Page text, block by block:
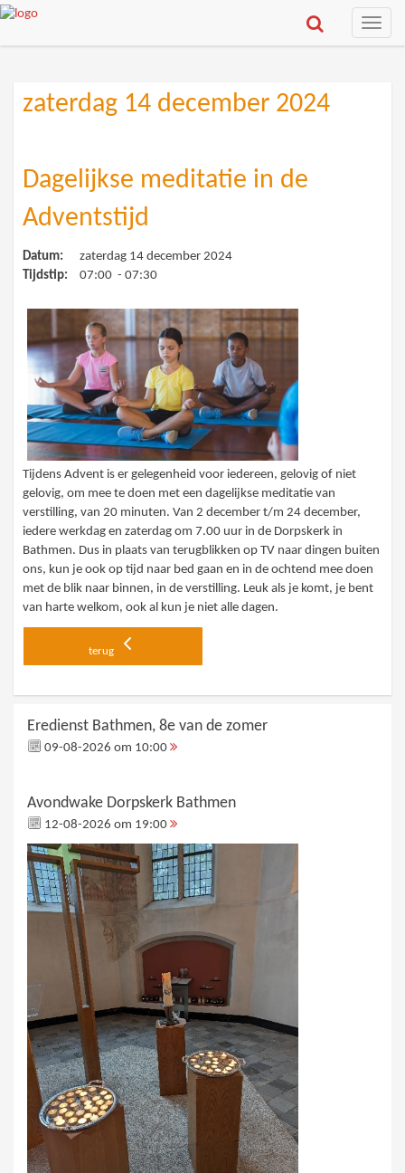
Toggle
zaterdag 14 december 2024
Dagelijkse meditatie in de
Adventstijd
Datum:
zaterdag 14 december 2024
Tijdstip:
07:00 - 07:30
Tijdens Advent is er gelegenheid voor iedereen, gelovig of niet
gelovig, om mee te doen met een dagelijkse meditatie van
verstilling, van 20 minuten. Van 2 december t/m 24 december,
iedere werkdag en zaterdag om 7.00 uur in de Dorpskerk in
Bathmen. Dus in plaats van terugblikken op TV naar dingen buiten
ons, kun je ook op tijd naar bed gaan en in de ochtend mee doen
met de blik naar binnen, in de verstilling. Leuk als je komt, je bent
van harte welkom, ook al kun je niet alle dagen.
terug
Eredienst Bathmen, 8e van de zomer
09-08-2026 om 10:00
Avondwake Dorpskerk Bathmen
12-08-2026 om 19:00